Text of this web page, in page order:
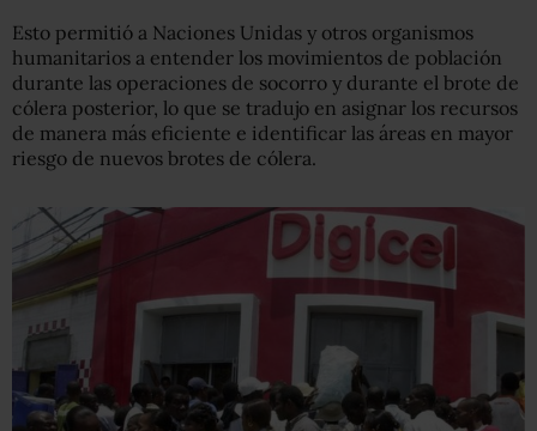
Esto permitió a Naciones Unidas y otros organismos
humanitarios a entender los movimientos de población
durante las operaciones de socorro y durante el brote de
cólera posterior, lo que se tradujo en asignar los recursos
de manera más eficiente e identificar las áreas en mayor
riesgo de nuevos brotes de cólera.